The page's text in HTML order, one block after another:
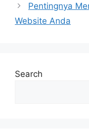
Pentingnya
Website Anda
Search